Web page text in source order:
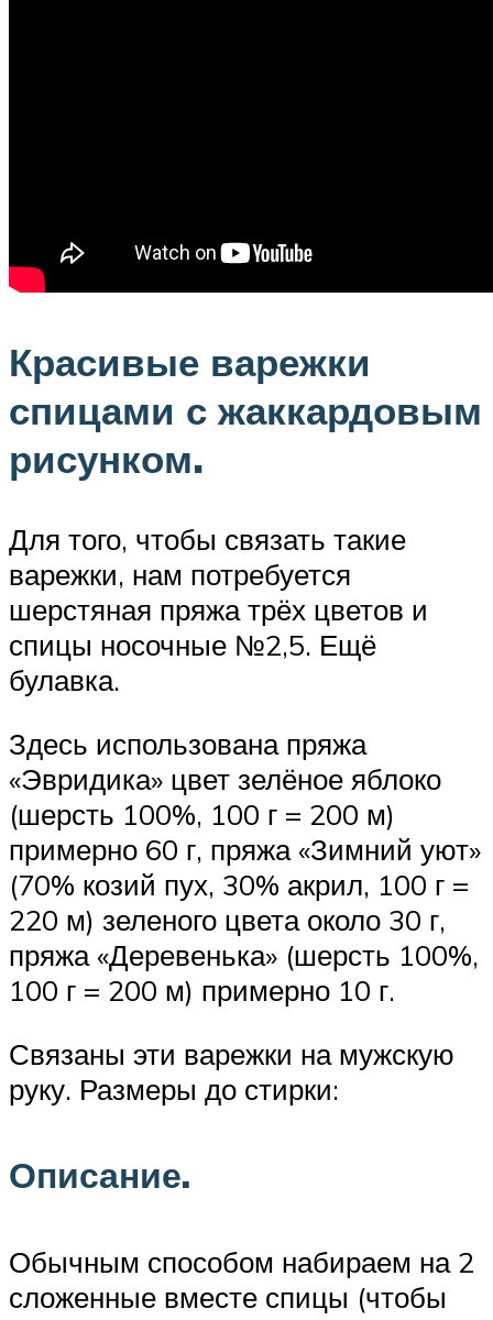
Красивые варежки
спицами с жаккардовым
рисунком.
Для того, чтобы связать такие
варежки, нам потребуется
шерстяная пряжа трёх цветов и
спицы носочные №2,5. Ещё
булавка.
Здесь использована пряжа
«Эвридика» цвет зелёное яблоко
(шерсть 100%, 100 г = 200 м)
примерно 60 г, пряжа «Зимний уют»
(70% козий пух, 30% акрил, 100 г =
220 м) зеленого цвета около 30 г,
пряжа «Деревенька» (шерсть 100%,
100 г = 200 м) примерно 10 г.
Связаны эти варежки на мужскую
руку. Размеры до стирки:
Описание.
Обычным способом набираем на 2
сложенные вместе спицы (чтобы